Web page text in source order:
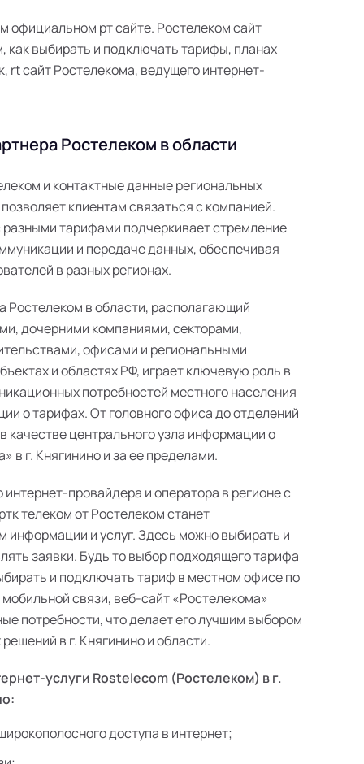
официальном рт сайте. Ростелеком сайт
выбирать и подключать тарифы, планах
rt сайт Ростелекома, ведущего интернет-
Ростелеком в области
и контактные данные региональных
клиентам связаться с компанией.
тарифами подчеркивает стремление
и передаче данных, обеспечивая
в разных регионах.
Ростелеком в области, располагающий
дочерними компаниями, секторами,
офисами и региональными
и областях РФ, играет ключевую роль в
потребностей местного населения
о тарифах. От головного офиса до отделений
качестве центрального узла информации о
в г. Княгинино и за ее пределами.
провайдера и оператора в регионе с
телеком от Ростелеком станет
и услуг. Здесь можно выбирать и
заявки. Будь то выбор подходящего тарифа
и подключать тариф в местном офисе по
связи, веб-сайт «Ростелекома»
потребности, что делает его лучшим выбором
в г. Княгинино и области.
услуги Rostelecom (Ростелеком) в г.
доступа в интернет;